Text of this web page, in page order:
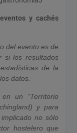
y cachés
del evento es de
si los resultados
de la
datos.
un “Territorio
y para
no sólo
hostelero que